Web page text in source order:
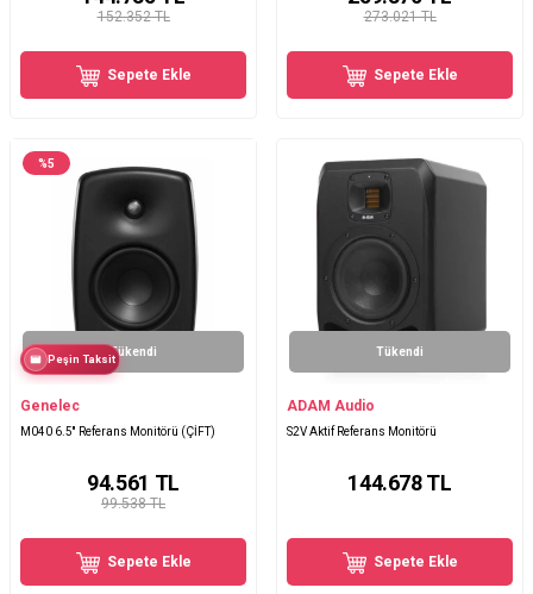
152.352 TL
Sepete Ekle
273.021 TL
Sepete Ekle
%5
Tükendi
Peşin Taksit
Genelec
M040 6.5'' Referans Monitörü (ÇİFT)
99.538 TL
94.561 TL
Sepete Ekle
Tükendi
ADAM Audio
S2V Aktif Referans Monitörü
144.678TL
Sepete Ekle